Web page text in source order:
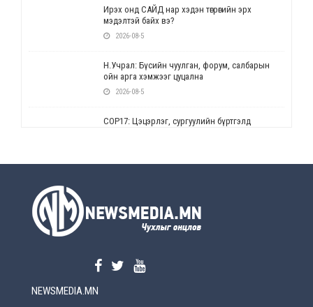
Ирэх онд САЙД нар хэдэн төгрөгийн эрх
мэдэлтэй байх вэ?
2026-08-5
Н.Учрал: Бүсийн чуулган, форум, салбарын
ойн арга хэмжээг цуцална
2026-08-5
СОР17: Цэцэрлэг, сургуулийн бүртгэлд
2026-08-5
2026-08-5
NEWSMEDIA.MN